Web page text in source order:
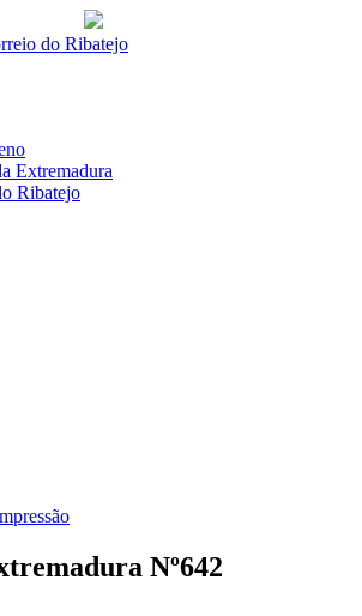
Extremadura
Ribatejo
Nº642